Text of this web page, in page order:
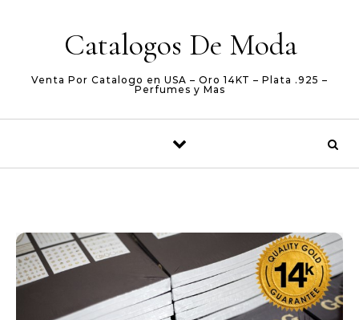
Catalogos De Moda
Venta Por Catalogo en USA – Oro 14KT – Plata .925 –
Perfumes y Mas